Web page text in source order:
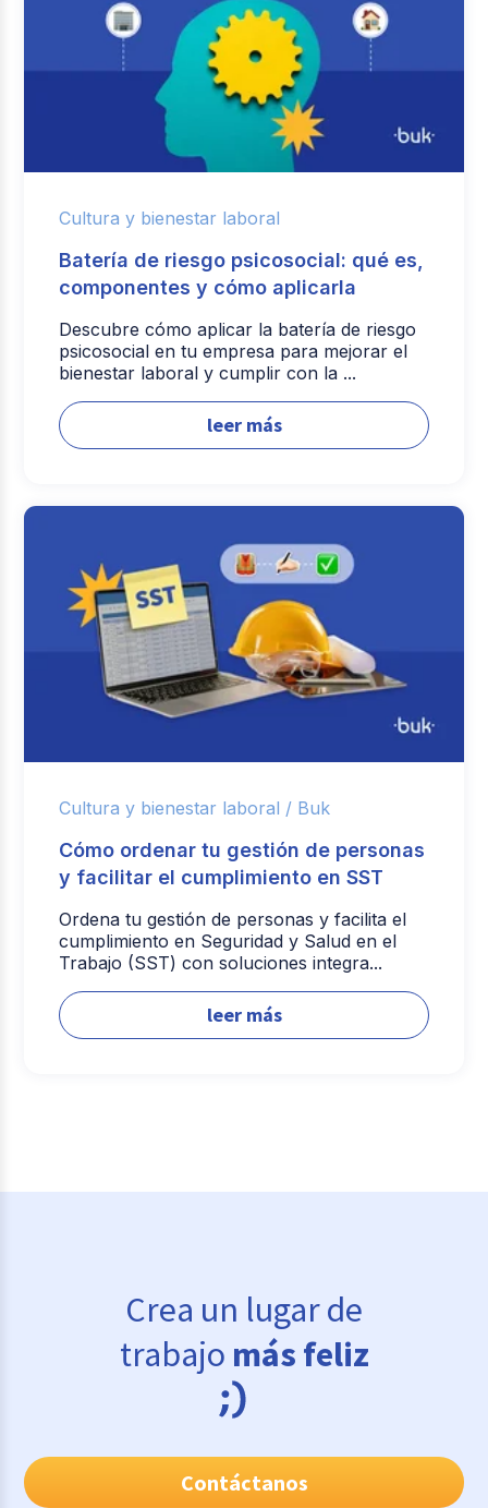
Cultura y bienestar laboral
Batería de riesgo psicosocial: qué es,
componentes y cómo aplicarla
Descubre cómo aplicar la batería de riesgo
psicosocial en tu empresa para mejorar el
bienestar laboral y cumplir con la ...
leer más
Cultura y bienestar laboral / Buk
Cómo ordenar tu gestión de personas
y facilitar el cumplimiento en SST
Ordena tu gestión de personas y facilita el
cumplimiento en Seguridad y Salud en el
Trabajo (SST) con soluciones integra...
leer más
Crea un lugar de
trabajo más feliz
Contáctanos